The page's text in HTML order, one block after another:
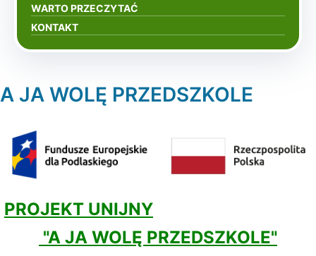
WARTO PRZECZYTAĆ
KONTAKT
A JA WOLĘ PRZEDSZKOLE
PROJEKT UNIJNY
"A JA WOLĘ PRZEDSZKOLE"